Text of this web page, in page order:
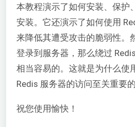
本教程演示了如何安装、保护
安装。它还演示了如何使用
来降低其遭受攻击的脆弱性。
登录到服务器，那么绕过
相当容易的。这就是为什么使
Redis 服务器的访问至关重要的
祝您使用愉快！